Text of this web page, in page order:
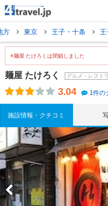
方 東京 王子・十条
※麺屋 たけろくは閉鎖しました
麺屋 たけろく グルメ・レスト
3.04 1件の
施設情報・クチコミ